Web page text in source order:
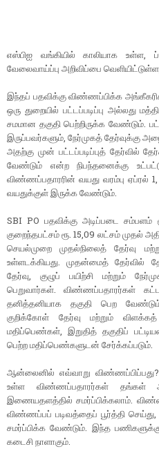
எஸ்பிஐ வங்கியில் காலியாக உள்ள,
வேலைவாய்ப்பு அறிவிப்பை
இந்தப் பதவிக்கு விண்ணப்பிக்க
ஒரு துறையில் பட்டப்படிப்பு அல்லது
சமமான தகுதி பெற்றிருக்க வேண்டும்.
இருப்பவர்களும், நேர்முகத் தேர்வுக்கு
அதற்கு முன் பட்டப்படிப்புத் தேர்வில்
வேண்டும் என்ற நிபந்தனைக்கு
விண்ணப்பதாரரின் வயது வரம்பு ஏப்ரல் 1,
வயதுக்குள் இருக்க வேண்டும்.
SBI PO பதவிக்கு அடிப்படை
குறைந்தபட்சம் ரூ. 15,09 லட்சம் முதல்
செயல்முறை முதல்நிலைத் தேர்வு
உள்ளடக்கியது. முதன்மைத் தேர்வில்
தேர்வு, குழுப் பயிற்சி மற்றும்
பெறுவார்கள். விண்ணப்பதாரர்கள்
தனித்தனியாக தகுதி பெற
குறிக்கோள் தேர்வு மற்றும்
மதிப்பெண்கள், இறுதித் தகுதிப்
பெற்ற மதிப்பெண்களுடன் சேர்க்கப்படும்.
ஆன்லைனில் எவ்வாறு விண்ணப்பிப்பது?
உள்ள விண்ணப்பதாரர்கள்
இணையதளத்தில் சமர்ப்பிக்கலாம்.
விண்ணப்பப் படிவத்தைப் பூர்த்தி
சமர்ப்பிக்க வேண்டும். இந்த
கடைசி நாளாகும்.